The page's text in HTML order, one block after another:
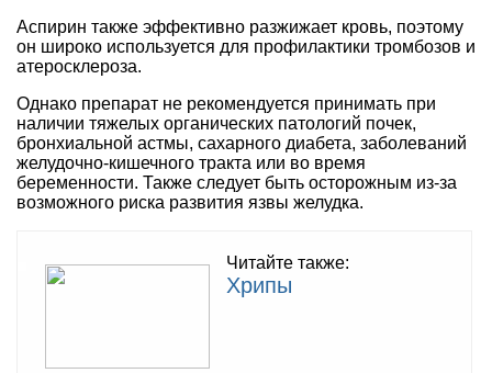
Аспирин также эффективно разжижает кровь, поэтому
он широко используется для профилактики тромбозов и
атеросклероза.
Однако препарат не рекомендуется принимать при
наличии тяжелых органических патологий почек,
бронхиальной астмы, сахарного диабета, заболеваний
желудочно-кишечного тракта или во время
беременности. Также следует быть осторожным из-за
возможного риска развития язвы желудка.
Читайте также:
Хрипы